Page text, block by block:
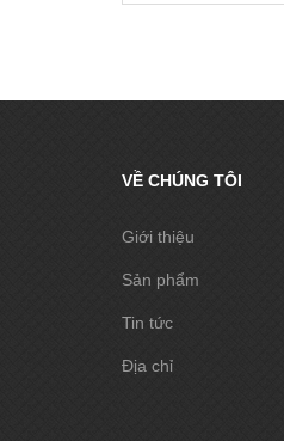
VỀ CHÚNG TÔI
Giới thiệu
Sản phẩm
Tin tức
Địa chỉ